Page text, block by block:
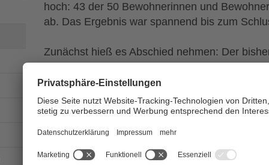
hoch: 43 der 50 Bewohnerinnen und
ab. Das Ergebnis war spannend bis zum
Zunächst hieß es Abschied nehmen: Der
unten). Zwei Jahre lang haben sie die
und Bewohner vertreten, regelmäßig an
aktuelle Themen angesprochen – auch dann,
unbequem wurde. Sie standen im Austausch
Angehörigenabenden teil. Für das engagierte